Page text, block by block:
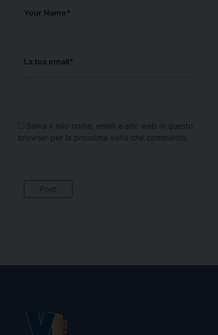
Your Name*
La tua email*
Salva il mio nome, email e sito web in questo
browser per la prossima volta che commento.